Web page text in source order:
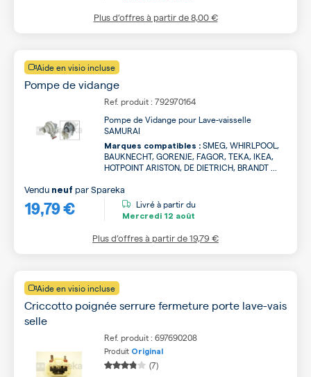
Plus d’offres à partir de8,00 €
Aide en visio incluse
Pompe de vidange
Ref. produit : 792970164
Pompe de Vidange pour Lave-vaisselle
SAMURAI
Marques compatibles : SMEG, WHIRLPOOL,
BAUKNECHT, GORENJE, FAGOR, TEKA, IKEA,
HOTPOINT ARISTON, DE DIETRICH, BRANDT ...
19,79 €
Vendu neuf parSpareka
Livré à partir du
Mercredi 12 août
Plus d’offres à partir de19,79 €
Aide en visio incluse
Criccotto poignée serrure fermeture porte lave-vais
selle
Ref. produit : 697690208
Produit Original
(7)